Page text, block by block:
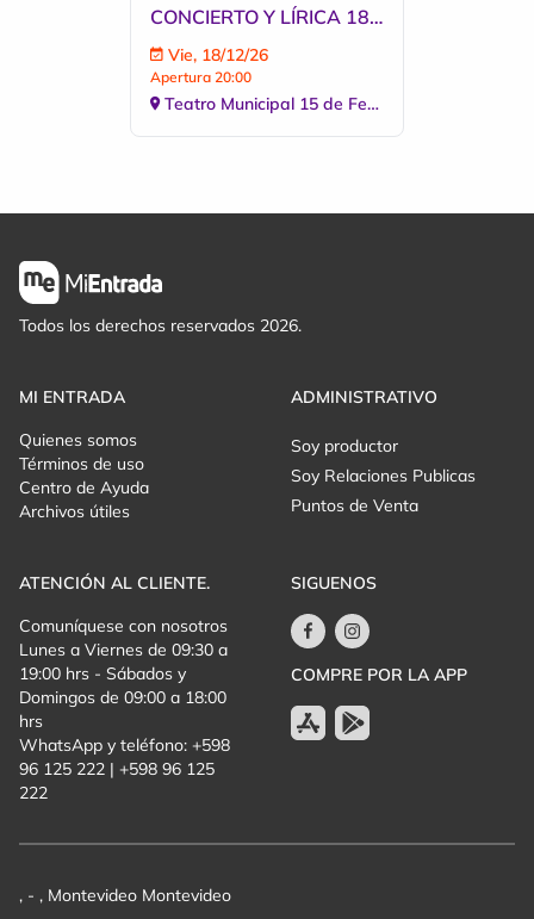
CONCIERTO Y LÍRICA 18 DE DICIEMBRE
Vie, 18/12/26
Apertura 20:00
Teatro Municipal 15 de Febrero
Todos los derechos reservados 2026.
MI ENTRADA
Quienes somos
Términos de uso
Centro de Ayuda
Archivos útiles
ADMINISTRATIVO
Soy productor
Soy Relaciones Publicas
Puntos de Venta
ATENCIÓN AL CLIENTE.
Comuníquese con nosotros
Lunes a Viernes de 09:30 a
19:00 hrs - Sábados y
Domingos de 09:00 a 18:00
hrs
WhatsApp y teléfono: +598
96 125 222 | +598 96 125
222
SIGUENOS
COMPRE POR LA APP
, - , Montevideo Montevideo